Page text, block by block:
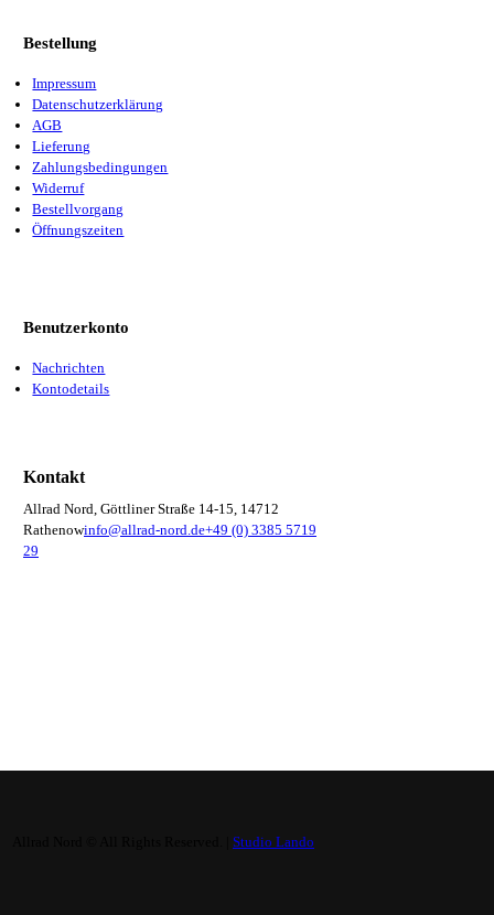
Bestellung
Impressum
Datenschutzerklärung
AGB
Lieferung
Zahlungsbedingungen
Widerruf
Bestellvorgang
Öffnungszeiten
Benutzerkonto
Nachrichten
Kontodetails
Kontakt
Allrad Nord, Göttliner Straße 14-15, 14712
Rathenowinfo@allrad-nord.de+49 (0) 3385 5719
29
Studio Lando